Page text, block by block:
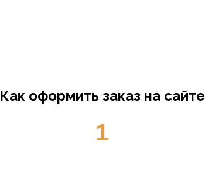
Как оформить заказ на сайте
1